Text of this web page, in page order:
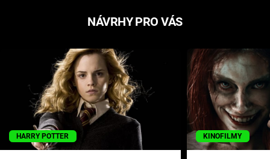
NÁVRHY PRO VÁS
HARRY POTTER KINOFILMY